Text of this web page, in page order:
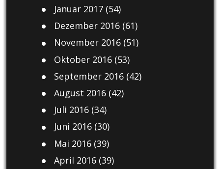
Januar 2017(54)
Dezember 2016(61)
November 2016(51)
Oktober 2016(53)
September 2016(42)
August 2016(42)
Juli 2016(34)
Juni 2016(30)
Mai 2016(39)
April 2016(39)